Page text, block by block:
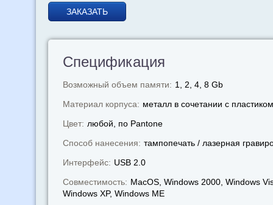
ЗАКАЗАТЬ
Спецификация
Возможный объем памяти: 1, 2, 4, 8 Gb
Материал корпуса: металл в сочетании с пластиком
Цвет: любой, по Pantone
Способ нанесения: тампопечать / лазерная
Интерфейс: USB 2.0
Совместимость: MacOS, Windows 2000, Windows
Windows XP, Windows МЕ